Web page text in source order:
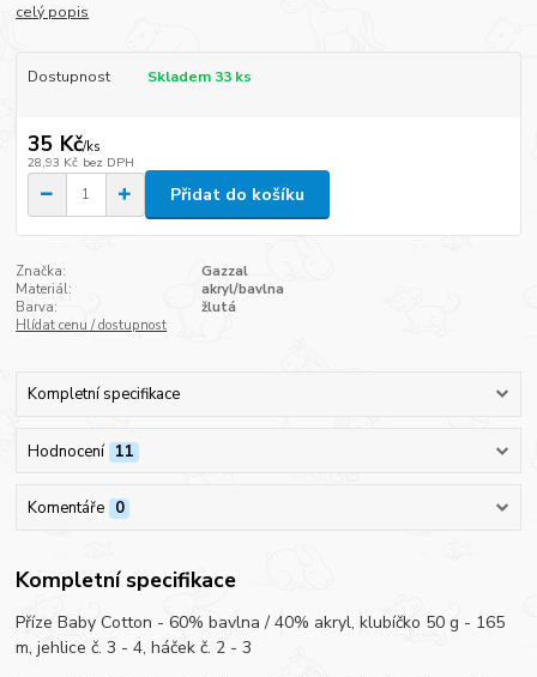
celý popis
Dostupnost Skladem 33 ks
35 Kč/ks
28,93 Kč bez DPH
Přidat do košíku
Značka:
Gazzal
Materiál:
akryl/bavlna
Barva:
žlutá
Hlídat cenu / dostupnost
Kompletní specifikace
Hodnocení 11
Komentáře 0
Kompletní specifikace
Příze Baby Cotton - 60% bavlna / 40% akryl, klubíčko 50 g - 165
m, jehlice č. 3 - 4, háček č. 2 - 3